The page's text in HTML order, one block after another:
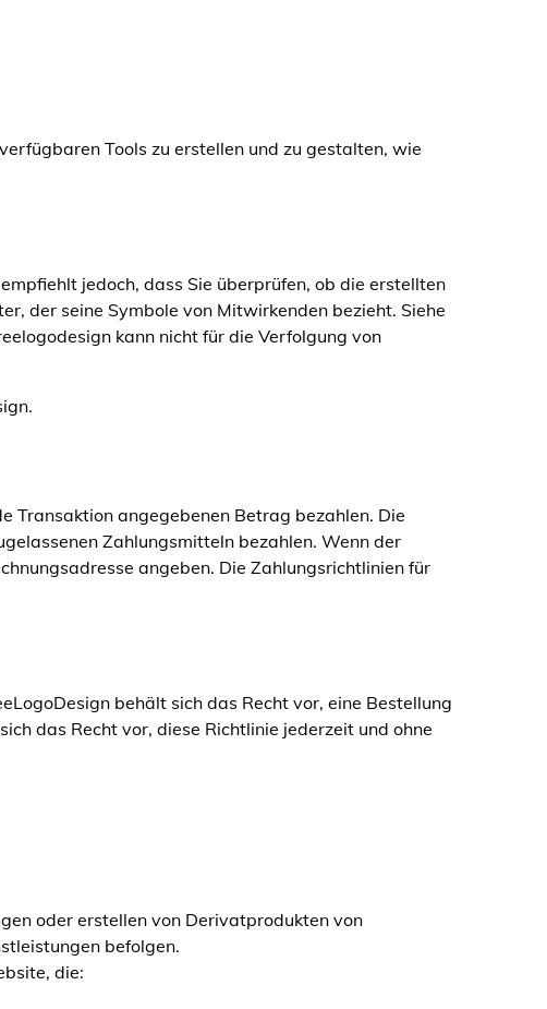
Tools zu erstellen und zu gestalten, wie
jedoch, dass Sie überprüfen, ob die erstellten
der seine Symbole von Mitwirkenden bezieht. Siehe
kann nicht für die Verfolgung von
Transaktion angegebenen Betrag bezahlen. Die
Zahlungsmitteln bezahlen. Wenn der
angeben. Die Zahlungsrichtlinien für
behält sich das Recht vor, eine Bestellung
das Recht vor, diese Richtlinie jederzeit und ohne
oder erstellen von Derivatprodukten von
befolgen.
die: